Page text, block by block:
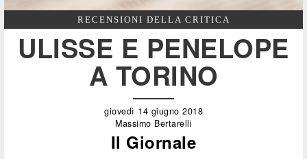
RECENSIONI DELLA CRITICA
ULISSE E PENELOPE
A TORINO
giovedì 14 giugno 2018
Massimo Bertarelli
Il Giornale